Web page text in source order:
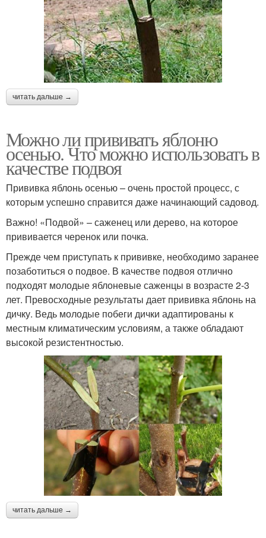
читать дальше →
Можно ли прививать яблоню
осенью. Что можно использовать в
качестве подвоя
Прививка яблонь осенью – очень простой процесс, с
которым успешно справится даже начинающий садовод.
Важно! «Подвой» – саженец или дерево, на которое
прививается черенок или почка.
Прежде чем приступать к прививке, необходимо заранее
позаботиться о подвое. В качестве подвоя отлично
подходят молодые яблоневые саженцы в возрасте 2-3
лет. Превосходные результаты дает прививка яблонь на
дичку. Ведь молодые побеги дички адаптированы к
местным климатическим условиям, а также обладают
высокой резистентностью.
читать дальше →